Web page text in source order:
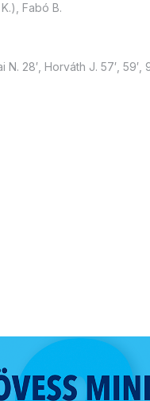
Fabó B.
28′, Horváth J. 57′, 59′,